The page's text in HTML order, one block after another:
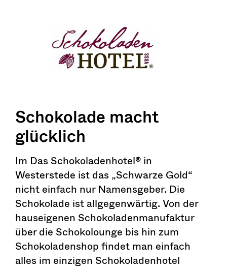
Schokolade macht
glücklich
Im Das Schokoladenhotel®in
Westerstede ist das „Schwarze Gold“
nicht einfach nur Namensgeber. Die
Schokolade ist allgegenwärtig. Von der
hauseigenen Schokoladenmanufaktur
über die Schokolounge bis hin zum
Schokoladenshop findet man einfach
alles im einzigen Schokoladenhotel